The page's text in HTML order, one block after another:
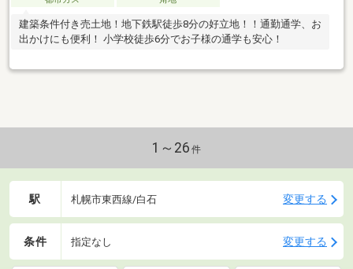
建築条件付き売土地！地下鉄駅徒歩8分の好立地！！通勤通学、お
出かけにも便利！ 小学校徒歩6分でお子様の通学も安心！
1～26 件
駅 札幌市東西線/白石 変更する
条件 指定なし 変更する